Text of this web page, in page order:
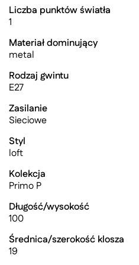
Liczba punktów światła
1
Materiał dominujący
metal
Rodzaj gwintu
E27
Zasilanie
Sieciowe
Styl
loft
Kolekcja
Primo P
Długość/wysokość
100
Średnica/szerokość klosza
19